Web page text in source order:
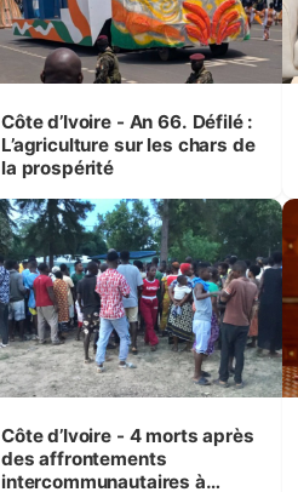
Côte d’Ivoire - An 66. Défilé :
L’agriculture sur les chars de
la prospérité
Côte d’Ivoire - 4 morts après
des affrontements
intercommunautaires à